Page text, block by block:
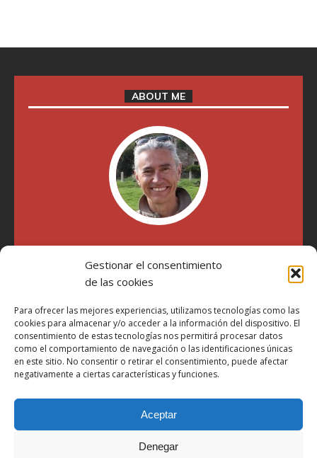
Gestionar el consentimiento
de las cookies
Para ofrecer las mejores experiencias, utilizamos tecnologías como las
cookies para almacenar y/o acceder a la información del dispositivo. El
consentimiento de estas tecnologías nos permitirá procesar datos
como el comportamiento de navegación o las identificaciones únicas
en este sitio. No consentir o retirar el consentimiento, puede afectar
negativamente a ciertas características y funciones.
Aceptar
Denegar
ABOUT ME
"Soy Manel Hospido, nací en Valencia en 1969 y desde el
año 2007 he escrito sobre motos en distintos medios.
Millatrece.com es una apuesta por escribir sobre lo que me
participa"
Aviso Legal
Política de Privacidad
Más Información sobre Cookies